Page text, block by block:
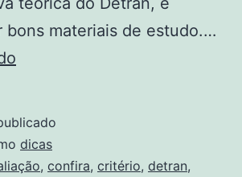
bons materiais de estudo.…
Confira
o
dicas
, confira, critério, detran,